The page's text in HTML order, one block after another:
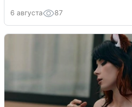
6 августа 87